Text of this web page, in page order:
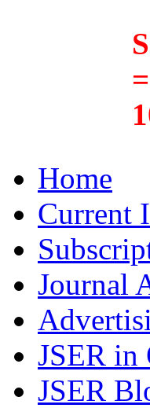
Home
Current
Journal
JSER in
JSER